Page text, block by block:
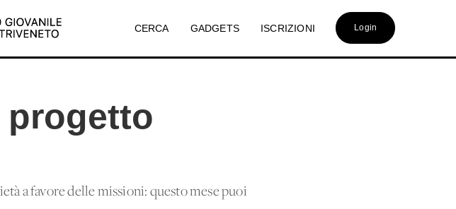
CERCA GADGETS ISCRIZIONI Login
a favore delle missioni: questo mese puoi